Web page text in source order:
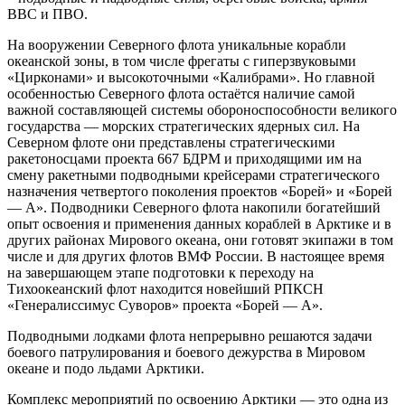
ВВС и ПВО.
На вооружении Северного флота уникальные корабли
океанской зоны, в том числе фрегаты с гиперзвуковыми
«Цирконами» и высокоточными «Калибрами». Но главной
особенностью Северного флота остаётся наличие самой
важной составляющей системы обороноспособности великого
государства — морских стратегических ядерных сил. На
Северном флоте они представлены стратегическими
ракетоносцами проекта 667 БДРМ и приходящими им на
смену ракетными подводными крейсерами стратегического
назначения четвертого поколения проектов «Борей» и «Борей
— А». Подводники Северного флота накопили богатейший
опыт освоения и применения данных кораблей в Арктике и в
других районах Мирового океана, они готовят экипажи в том
числе и для других флотов ВМФ России. В настоящее время
на завершающем этапе подготовки к переходу на
Тихоокеанский флот находится новейший РПКСН
«Генералиссимус Суворов» проекта «Борей — А».
Подводными лодками флота непрерывно решаются задачи
боевого патрулирования и боевого дежурства в Мировом
океане и подо льдами Арктики.
Комплекс мероприятий по освоению Арктики — это одна из